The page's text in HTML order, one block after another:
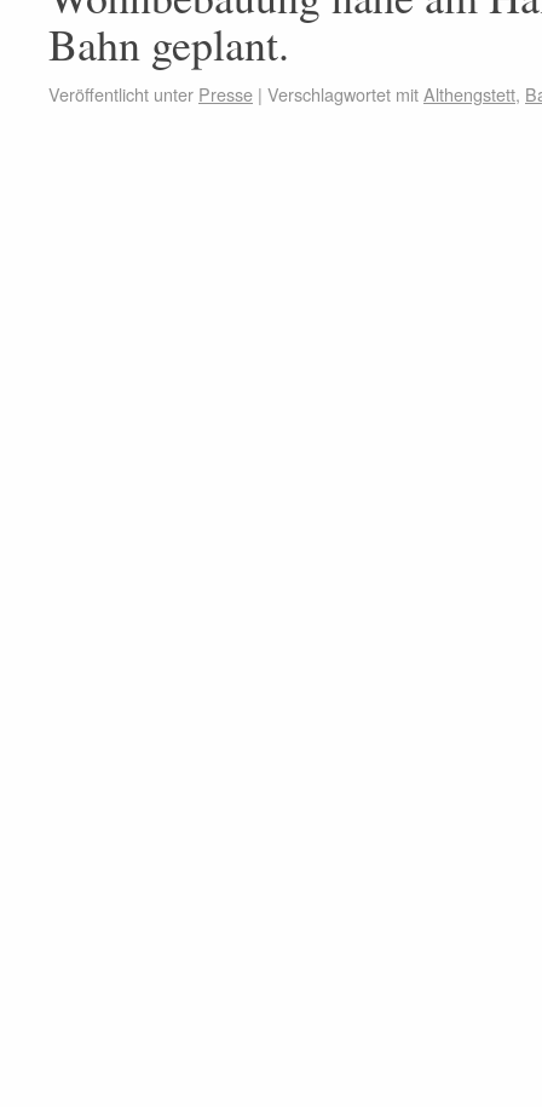
Bahn geplant.
Veröffentlicht unter Presse | Verschlagwortet mitAlthengstett,